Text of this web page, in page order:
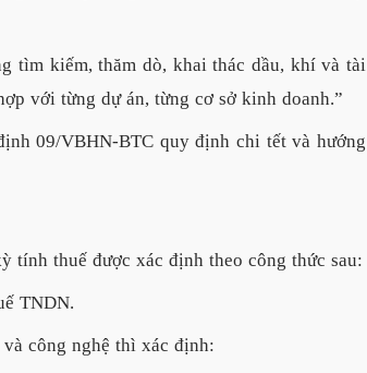
tìm kiếm, thăm dò, khai thác dầu, khí và tài
với từng dự án, từng cơ sở kinh doanh.”
09/VBHN-BTC quy định chi tết và hướng
tính thuế được xác định theo công thức sau:
TNDN.
công nghệ thì xác định: